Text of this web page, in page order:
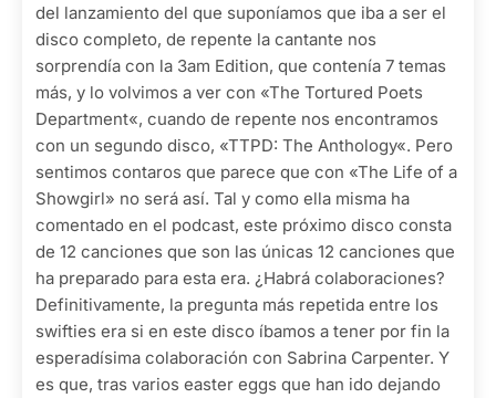
del lanzamiento del que suponíamos que iba a ser el
disco completo, de repente la cantante nos
sorprendía con la 3am Edition, que contenía 7 temas
más, y lo volvimos a ver con «The Tortured Poets
Department«, cuando de repente nos encontramos
con un segundo disco, «TTPD: The Anthology«. Pero
sentimos contaros que parece que con «The Life of a
Showgirl» no será así. Tal y como ella misma ha
comentado en el podcast, este próximo disco consta
de 12 canciones que son las únicas 12 canciones que
ha preparado para esta era. ¿Habrá colaboraciones?
Definitivamente, la pregunta más repetida entre los
swifties era si en este disco íbamos a tener por fin la
esperadísima colaboración con Sabrina Carpenter. Y
es que, tras varios easter eggs que han ido dejando